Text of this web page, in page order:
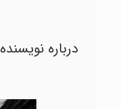
درباره نویسنده